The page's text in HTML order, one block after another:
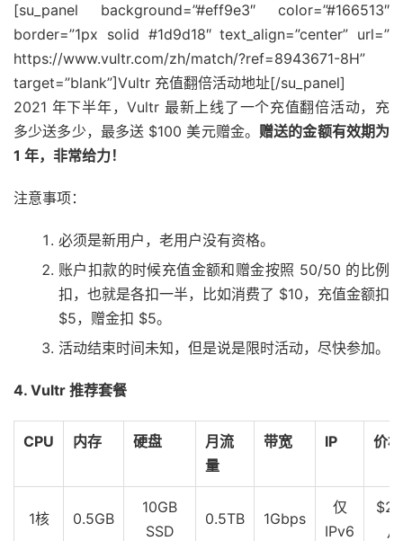
[su_panel background=”#eff9e3″ color=”#166513″
border=”1px solid #1d9d18″ text_align=”center” url=”
https://www.vultr.com/zh/match/?ref=8943671-8H”
target=”blank”]Vultr 充值翻倍活动地址[/su_panel]
2021 年下半年，Vultr 最新上线了一个充值翻倍活动，充
多少送多少，最多送 $100 美元赠金。 赠送的金额有效期为
1 年，非常给力！
注意事项：
必须是新用户，老用户没有资格。
账户扣款的时候充值金额和赠金按照 50/50 的比例
扣，也就是各扣一半，比如消费了 $10，充值金额扣
$5，赠金扣 $5。
活动结束时间未知，但是说是限时活动，尽快参加。
4. Vultr 推荐套餐
CPU 内存 硬盘
月流
量
带宽 IP 价格
1核 0.5GB
10GB
SSD
0.5TB 1Gbps
仅
IPv6
月